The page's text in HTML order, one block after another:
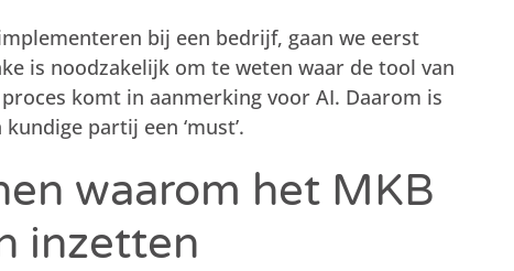
bij een bedrijf, gaan we eerst
is noodzakelijk om te weten waar de tool van
komt in aanmerking voor AI. Daarom is
partij een ‘must’.
waarom het MKB
inzetten